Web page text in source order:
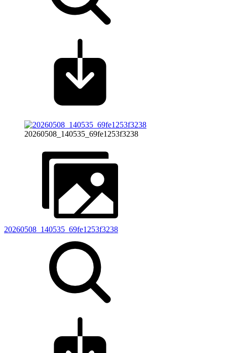
20260508_140535_69fe1253f3238
20260508_140535_69fe1253f3238